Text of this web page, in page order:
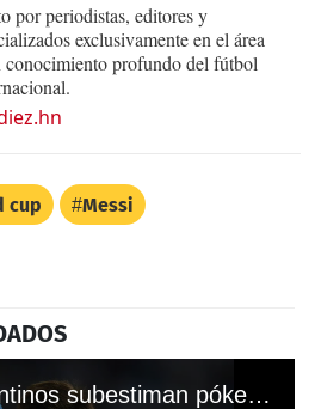
por periodistas, editores y
exclusivamente en el área
profundo del fútbol
cup Messi
Periodistas argentinos subestiman póker de Messi